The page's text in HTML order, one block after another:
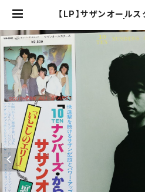
【LP】サザンオール
O